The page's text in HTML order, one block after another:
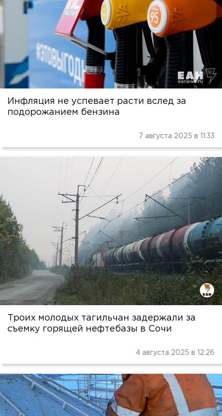
Инфляция не успевает расти вслед за
подорожанием бензина
7 августа 2025 в 11:33
Троих молодых тагильчан задержали за
съемку горящей нефтебазы в Сочи
4 августа 2025 в 12:26